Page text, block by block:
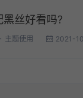
丝好看吗?
主题使用 2021-